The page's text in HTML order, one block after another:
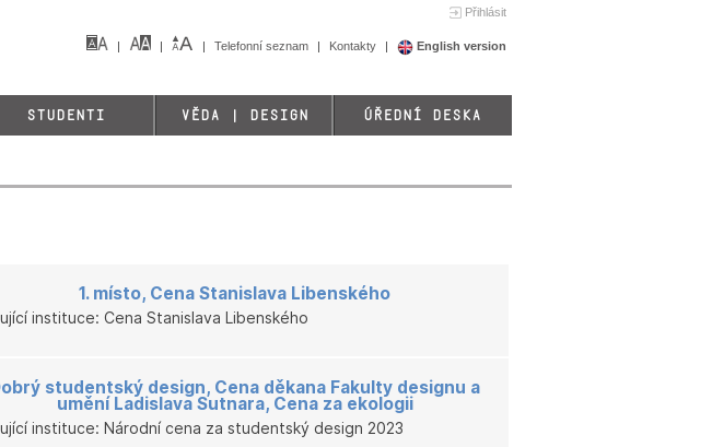
Přihlásit
Telefonní seznam Kontakty English version
STUDENTI VĚDA | DESIGN ÚŘEDNÍ DESKA
1. místo, Cena Stanislava Libenského
instituce: Cena Stanislava Libenského
studentský design, Cena děkana Fakulty designu a
umění Ladislava Sutnara, Cena za ekologii
instituce: Národní cena za studentský design 2023